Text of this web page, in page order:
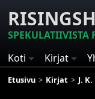
SPEKULATIIVISTA
Koti
Kirjat
Etusivu Kirjat J.